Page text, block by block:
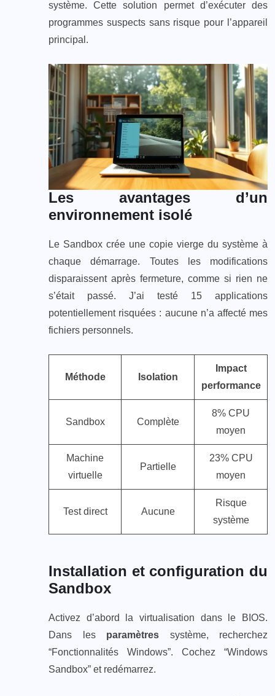
système. Cette solution permet d’exécuter des
programmes suspects sans risque pour l’appareil
principal.
Les avantages d’un
environnement isolé
Le Sandbox crée une copie vierge du système à
chaque démarrage. Toutes les modifications
disparaissent après fermeture, comme si rien ne
s’était passé. J’ai testé 15 applications
potentiellement risquées : aucune n’a affecté mes
fichiers personnels.
Méthode Isolation
Impact
performance
Sandbox Complète
8% CPU
moyen
Machine
virtuelle
Partielle
23% CPU
moyen
Test direct Aucune
Risque
système
Installation et configuration du
Sandbox
Activez d’abord la virtualisation dans le BIOS.
Dans les paramètres système, recherchez
“Fonctionnalités Windows”. Cochez “Windows
Sandbox” et redémarrez.